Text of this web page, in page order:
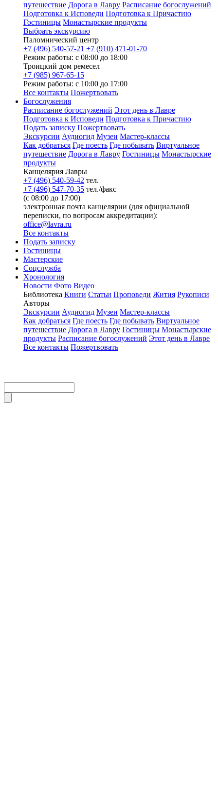
путешествие Дорога в Лавру Расписание богослужений
Подготовка к Исповеди Подготовка к Причастию
Гостиницы Монастырские продукты
Выбрать экскурсию
Паломнический центр
+7 (496) 540-57-21 +7 (910) 471-01-70
Режим работы: с 08:00 до 18:00
Троицкий дом ремесел
+7 (985) 967-65-15
Режим работы: с 10:00 до 17:00
Все контакты Пожертвовать
Богослужения
Расписание богослужений Этот день в Лавре
Подготовка к Исповеди Подготовка к Причастию
Подать записку Пожертвовать
Экскурсии Аудиогид Музеи Мастер-классы
Как добраться Где поесть Где побывать Виртуальное
путешествие Дорога в Лавру Гостиницы Монастырские
продукты
Канцелярия Лавры
+7 (496) 540-59-42 тел.
+7 (496) 547-70-35 тел./факс
(с 08:00 до 17:00)
электронная почта канцелярии (для официальной
переписки, по вопросам аккредитации):
office@lavra.ru
Все контакты
Подать записку
Гостиницы
Мастерские
Соцслужба
Хронология
Новости Фото Видео
Библиотека Книги Статьи Проповеди Жития Рукописи
Авторы
Экскурсии Аудиогид Музеи Мастер-классы
Как добраться Где поесть Где побывать Виртуальное
путешествие Дорога в Лавру Гостиницы Монастырские
продукты Расписание богослужений Этот день в Лавре
Все контакты Пожертвовать